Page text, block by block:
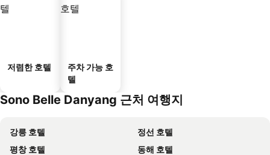
저렴한 호텔
주차 가능 호
텔
Sono Belle Danyang 근처 여행지
강릉 호텔
정선 호텔
평창 호텔
동해 호텔